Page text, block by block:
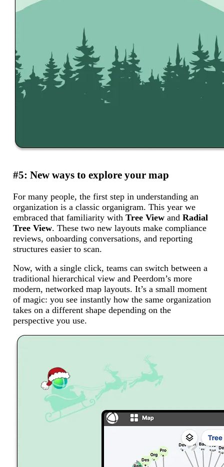
#5: New ways to explore your map
For many people, the first step in understanding an
organization is a classic organigram. This year we
embraced that familiarity with Tree Viewand Radial
Tree View. These two new layouts make compliance
reviews, onboarding conversations, and reporting
structures easier to scan.
Now, with a single click, teams can switch between a
traditional hierarchical view and Peerdom’s more
modern, networked map layouts. It’s a small moment
of magic: you see instantly how the same organization
takes on a different shape depending on the
perspective you use.